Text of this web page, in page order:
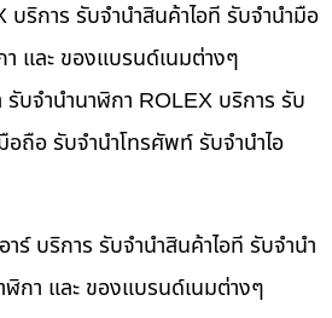
ริการ รับจำนำสินค้าไอที รับจำนำมือ
และ ของแบรนด์เนมต่างๆ
บจำนำนาฬิกา ROLEX บริการ รับ
อถือ รับจำนำโทรศัพท์ รับจำนำไอ
ร์ บริการ รับจำนำสินค้าไอที รับจำนำ
กา และ ของแบรนด์เนมต่างๆ